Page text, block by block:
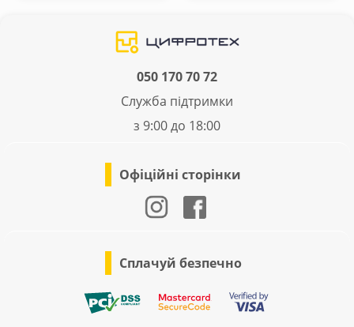
050 170 70 72
Служба підтримки
з 9:00 до 18:00
Офіційні сторінки
Сплачуй безпечно